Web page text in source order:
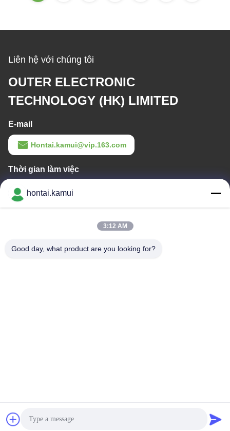
Liên hệ với chúng tôi
OUTER ELECTRONIC
TECHNOLOGY (HK) LIMITED
E-mail
Hontai.kamui@vip.163.com
Thời gian làm việc
Địa chỉ của tôi
ZHONGHANG, ĐỊA ĐIỂM HUAQIANGBEI, QUẬN FUTIAN, THÂM
Chính sách bảo mật
hontai.kamui
3:12 AM
Good day, what product are you looking for?